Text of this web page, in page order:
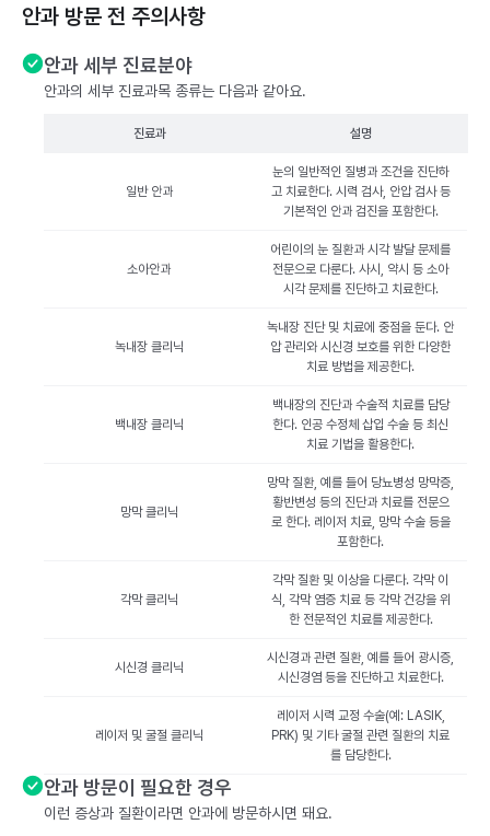
안과 방문 전 주의사항
안과 세부 진료분야
안과의 세부 진료과목 종류는 다음과 같아요.
진료과 설명
일반 안과
눈의 일반적인 질병과 조건을 진단하
고 치료한다. 시력 검사, 안압 검사 등
기본적인 안과 검진을 포함한다.
소아안과
어린이의 눈 질환과 시각 발달 문제를
전문으로 다룬다. 사시, 약시 등 소아
시각 문제를 진단하고 치료한다.
녹내장 클리닉
녹내장 진단 및 치료에 중점을 둔다. 안
압 관리와 시신경 보호를 위한 다양한
치료 방법을 제공한다.
백내장 클리닉
백내장의 진단과 수술적 치료를 담당
한다. 인공 수정체 삽입 수술 등 최신
치료 기법을 활용한다.
망막 클리닉
망막 질환, 예를 들어 당뇨병성 망막증,
황반변성 등의 진단과 치료를 전문으
로 한다. 레이저 치료, 망막 수술 등을
포함한다.
각막 클리닉
각막 질환 및 이상을 다룬다. 각막 이
식, 각막 염증 치료 등 각막 건강을 위
한 전문적인 치료를 제공한다.
시신경 클리닉
시신경과 관련 질환, 예를 들어 광시증,
시신경염 등을 진단하고 치료한다.
레이저 및 굴절 클리닉
레이저 시력 교정 수술(예: LASIK,
PRK) 및 기타 굴절 관련 질환의 치료
를 담당한다.
안과 방문이 필요한 경우
이런 증상과 질환이라면 안과에 방문하시면 돼요.